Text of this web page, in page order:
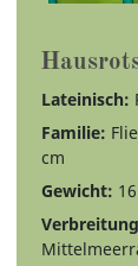
Lateinisch:
Familie:
cm
Gewicht: